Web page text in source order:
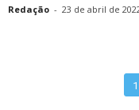
Redação - 23 de abril de
1